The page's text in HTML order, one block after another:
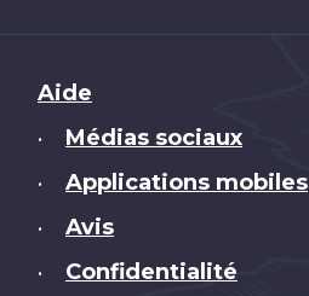
Brand
Aide
• Médias sociaux
• Applications mobiles
• Avis
• Confidentialité